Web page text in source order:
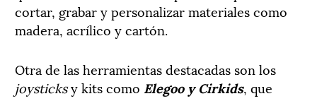
cortar, grabar y personalizar materiales como
madera, acrílico y cartón.
Otra de las herramientas destacadas son los
joysticksy kits como Elegoo y Cirkids, que